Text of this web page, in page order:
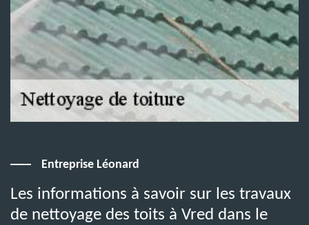
Entreprise Léonard
Les informations à savoir sur les travaux
de nettoyage des toits à Vred dans le